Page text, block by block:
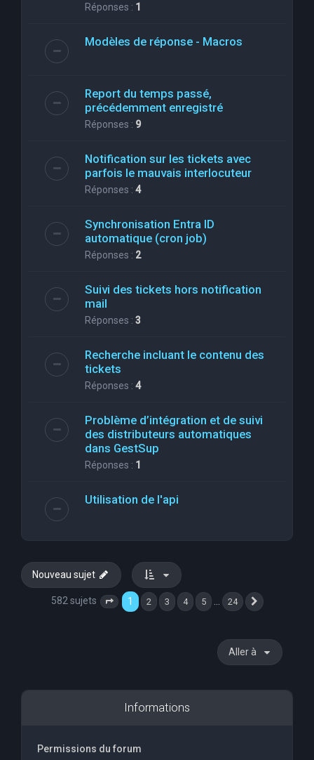
Réponses : 1
Modèles de réponse - Macros
Report du temps passé,
précédemment enregistré
Réponses : 9
Notification sur les tickets avec
parfois le mauvais interlocuteur
Réponses : 4
Synchronisation Entra ID
automatique (cron job)
Réponses : 2
Suivi des tickets hors notification
mail
Réponses : 3
Recherche incluant le contenu des
tickets
Réponses : 4
Problème d’intégration et de suivi
des distributeurs automatiques
dans GestSup
Réponses : 1
Utilisation de l'api
Nouveau sujet
582 sujets Page 1 sur 24
1 2 3 4 5 24
Aller à
Informations
Permissions du forum